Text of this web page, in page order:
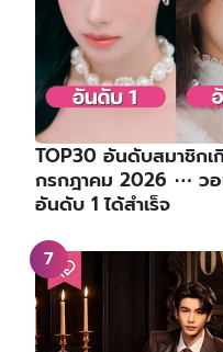
TOP30 อันดับสมาชิกเ
กรกฎาคม 2026 ⋯ วอ
อันดับ 1 ได้สำเร็จ